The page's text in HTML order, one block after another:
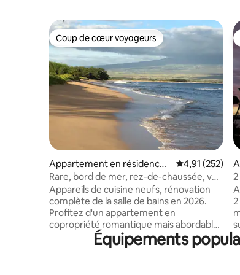
Coup de cœur voyageurs
Coup de cœur voyageurs
Appartement en résidence ⋅
Wailuku
Évaluation
4,91 (252)
Rare, bord de mer, rez-de-chaussée, vue
sur l'océan depuis Lanai !
Appareils de cuisine neufs, rénovation
complète de la salle de bains en 2026.
Profitez d'un appartement en
copropriété romantique mais abordable
en bord de mer, au rez-de-chaussée,
avec vue partielle sur l'océan depuis la
Équipements